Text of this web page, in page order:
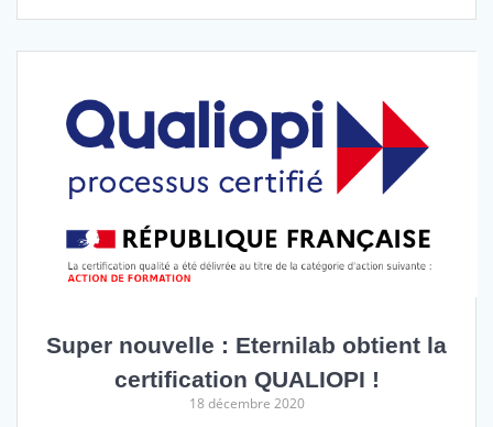
Super nouvelle : Eternilab obtient la
certification QUALIOPI !
18 décembre 2020